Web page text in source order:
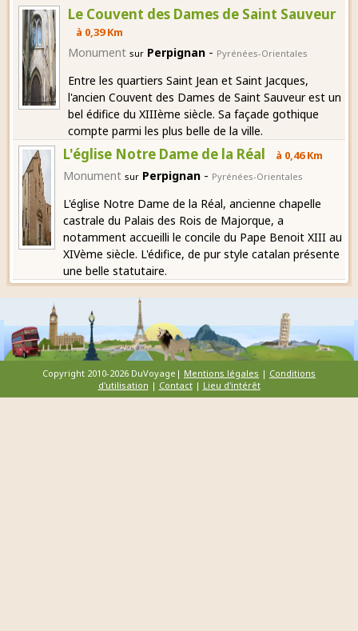
Le Couvent des Dames de Saint Sauveur
à 0,39 Km
Monument sur Perpignan - Pyrénées-Orientales
Entre les quartiers Saint Jean et Saint Jacques,
l'ancien Couvent des Dames de Saint Sauveur est un
bel édifice du XIIIème siècle. Sa façade gothique
compte parmi les plus belle de la ville.
L'église Notre Dame de la Réal à 0,46 Km
Monument sur Perpignan - Pyrénées-Orientales
L'église Notre Dame de la Réal, ancienne chapelle
castrale du Palais des Rois de Majorque, a
notamment accueilli le concile du Pape Benoit XIII au
XIVème siècle. L'édifice, de pur style catalan présente
une belle statutaire.
Copyright 2010-2026 DuVoyage| Mentions légales | Conditions
d'utilisation | Contact| Lieu d'intérêt